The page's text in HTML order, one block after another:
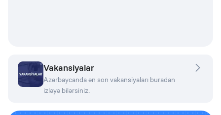
Vakansiyalar
Azərbaycanda ən son vakansiyaları buradan
izləyə bilərsiniz.